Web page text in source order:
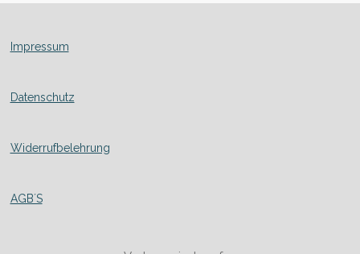
Impressum
Datenschutz
Widerrufbelehrung
AGB´S